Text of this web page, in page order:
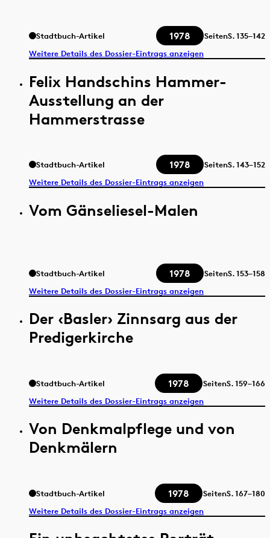
Stadtbuch-Artikel 1978 SeitenS.135–142
Weitere Details des Dossier-Eintrags anzeigen
Felix Handschins Hammer-
Ausstellung an der
Hammerstrasse
Stadtbuch-Artikel 1978 SeitenS.143–152
Weitere Details des Dossier-Eintrags anzeigen
Vom Gänseliesel-Malen
Stadtbuch-Artikel 1978 SeitenS.153–158
Weitere Details des Dossier-Eintrags anzeigen
Der ‹Basler› Zinnsarg aus der
Predigerkirche
Stadtbuch-Artikel 1978 SeitenS.159–166
Weitere Details des Dossier-Eintrags anzeigen
Von Denkmalpflege und von
Denkmälern
Stadtbuch-Artikel 1978 SeitenS.167–180
Weitere Details des Dossier-Eintrags anzeigen